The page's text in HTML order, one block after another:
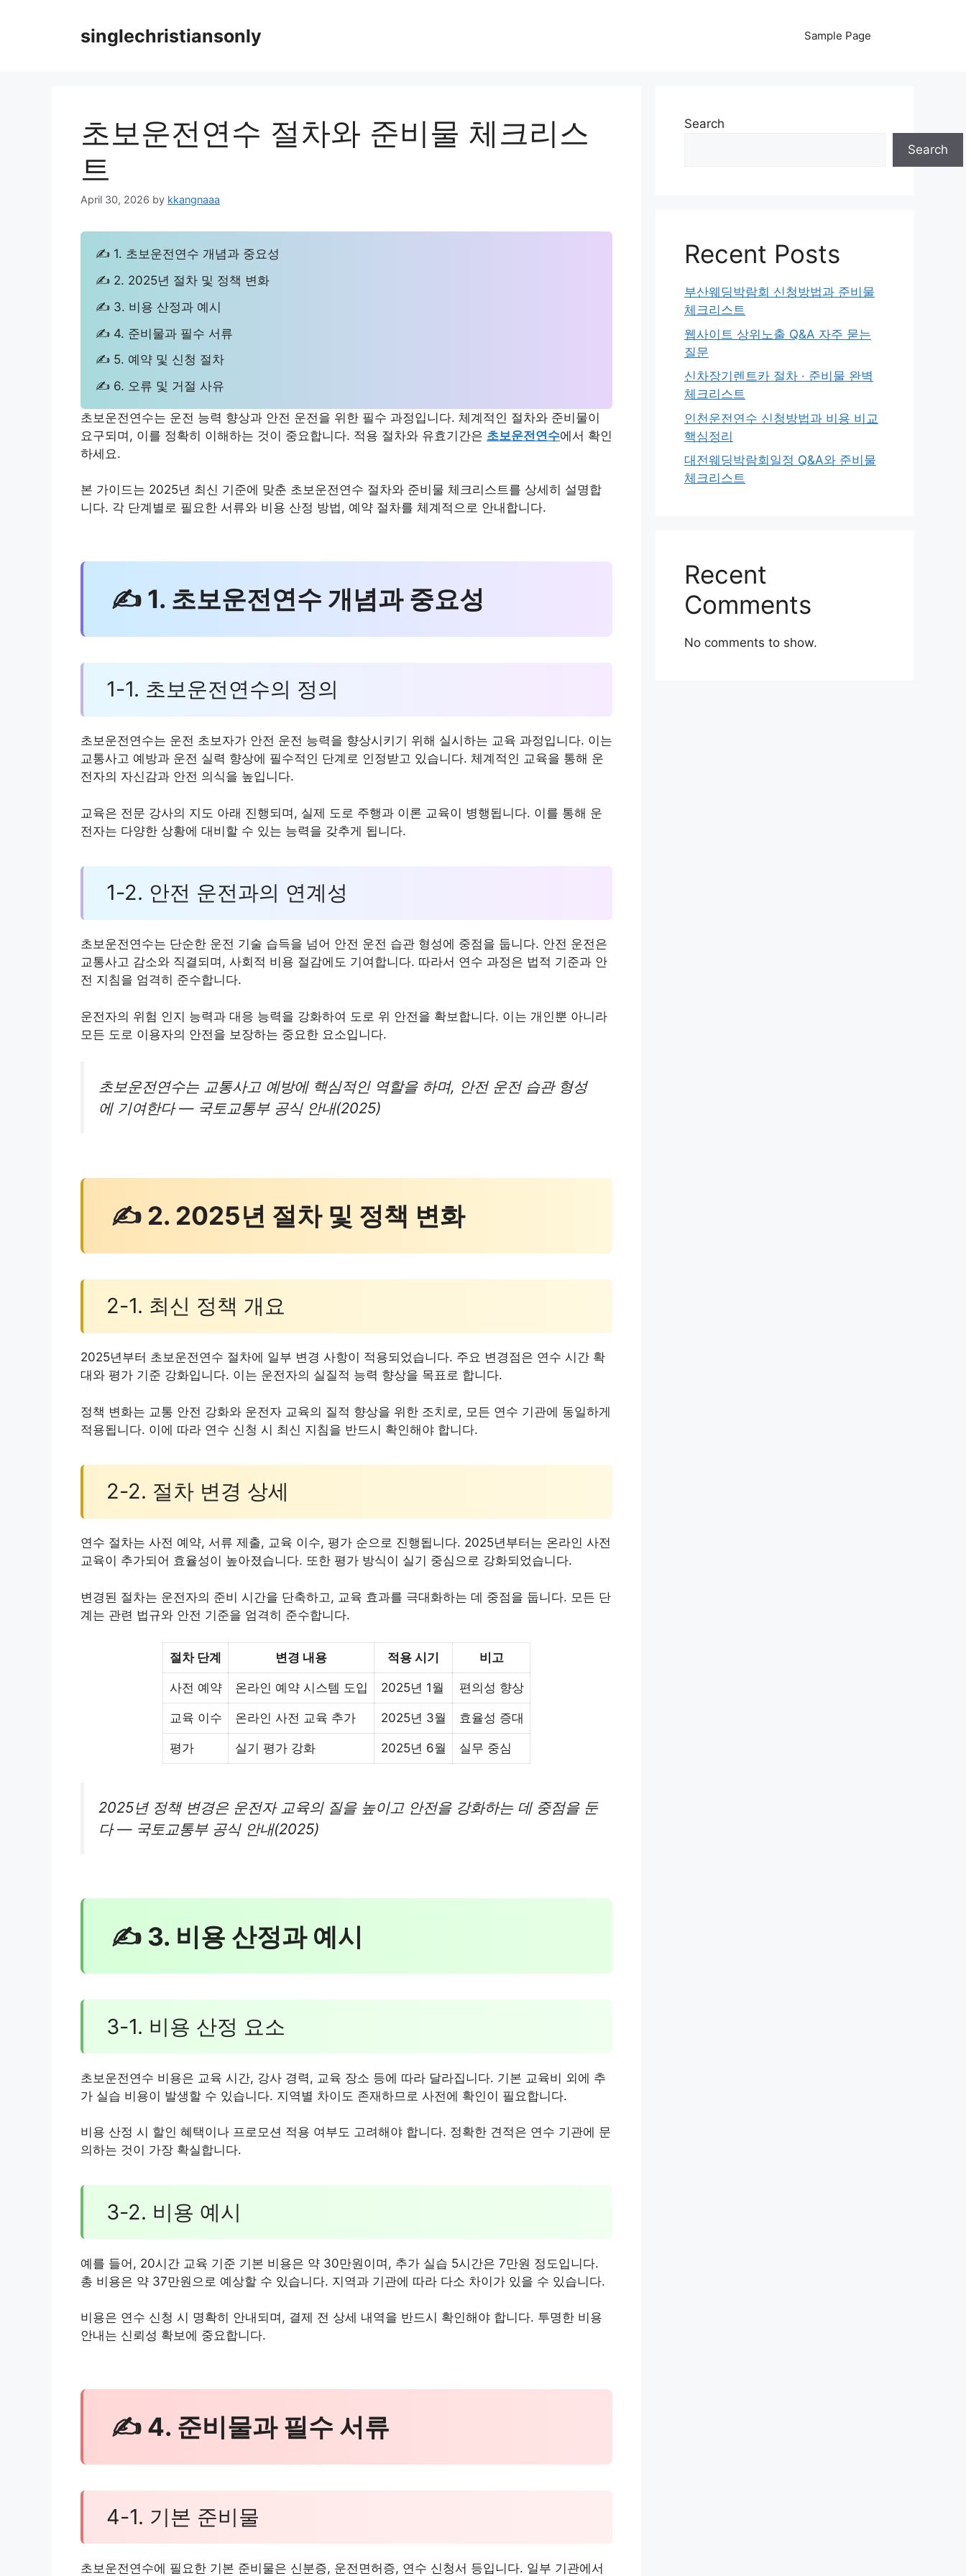
singlechristiansonly Sample Page
초보운전연수 절차와 준비물 체크리스
트
April 30, 2026 by kkangnaaa
✍ 1. 초보운전연수 개념과 중요성
✍ 2. 2025년 절차 및 정책 변화
✍ 3. 비용 산정과 예시
✍ 4. 준비물과 필수 서류
✍ 5. 예약 및 신청 절차
✍ 6. 오류 및 거절 사유
초보운전연수는 운전 능력 향상과 안전 운전을 위한 필수 과정입니다. 체계적인 절차와 준비물이
요구되며, 이를 정확히 이해하는 것이 중요합니다. 적용 절차와 유효기간은 초보운전연수에서 확인
하세요.
본 가이드는 2025년 최신 기준에 맞춘 초보운전연수 절차와 준비물 체크리스트를 상세히 설명합
니다. 각 단계별로 필요한 서류와 비용 산정 방법, 예약 절차를 체계적으로 안내합니다.
✍ 1. 초보운전연수 개념과 중요성
1-1. 초보운전연수의 정의
초보운전연수는 운전 초보자가 안전 운전 능력을 향상시키기 위해 실시하는 교육 과정입니다. 이는
교통사고 예방과 운전 실력 향상에 필수적인 단계로 인정받고 있습니다. 체계적인 교육을 통해 운
전자의 자신감과 안전 의식을 높입니다.
교육은 전문 강사의 지도 아래 진행되며, 실제 도로 주행과 이론 교육이 병행됩니다. 이를 통해 운
전자는 다양한 상황에 대비할 수 있는 능력을 갖추게 됩니다.
1-2. 안전 운전과의 연계성
초보운전연수는 단순한 운전 기술 습득을 넘어 안전 운전 습관 형성에 중점을 둡니다. 안전 운전은
교통사고 감소와 직결되며, 사회적 비용 절감에도 기여합니다. 따라서 연수 과정은 법적 기준과 안
전 지침을 엄격히 준수합니다.
운전자의 위험 인지 능력과 대응 능력을 강화하여 도로 위 안전을 확보합니다. 이는 개인뿐 아니라
모든 도로 이용자의 안전을 보장하는 중요한 요소입니다.
초보운전연수는 교통사고 예방에 핵심적인 역할을 하며, 안전 운전 습관 형성
에 기여한다 — 국토교통부 공식 안내(2025)
✍ 2. 2025년 절차 및 정책 변화
2-1. 최신 정책 개요
2025년부터 초보운전연수 절차에 일부 변경 사항이 적용되었습니다. 주요 변경점은 연수 시간 확
대와 평가 기준 강화입니다. 이는 운전자의 실질적 능력 향상을 목표로 합니다.
정책 변화는 교통 안전 강화와 운전자 교육의 질적 향상을 위한 조치로, 모든 연수 기관에 동일하게
적용됩니다. 이에 따라 연수 신청 시 최신 지침을 반드시 확인해야 합니다.
2-2. 절차 변경 상세
연수 절차는 사전 예약, 서류 제출, 교육 이수, 평가 순으로 진행됩니다. 2025년부터는 온라인 사전
교육이 추가되어 효율성이 높아졌습니다. 또한 평가 방식이 실기 중심으로 강화되었습니다.
변경된 절차는 운전자의 준비 시간을 단축하고, 교육 효과를 극대화하는 데 중점을 둡니다. 모든 단
계는 관련 법규와 안전 기준을 엄격히 준수합니다.
절차 단계 변경 내용 적용 시기 비고
사전 예약 온라인 예약 시스템 도입 2025년 1월 편의성 향상
교육 이수 온라인 사전 교육 추가 2025년 3월 효율성 증대
평가 실기 평가 강화 2025년 6월 실무 중심
2025년 정책 변경은 운전자 교육의 질을 높이고 안전을 강화하는 데 중점을 둔
다 — 국토교통부 공식 안내(2025)
✍ 3. 비용 산정과 예시
3-1. 비용 산정 요소
초보운전연수 비용은 교육 시간, 강사 경력, 교육 장소 등에 따라 달라집니다. 기본 교육비 외에 추
가 실습 비용이 발생할 수 있습니다. 지역별 차이도 존재하므로 사전에 확인이 필요합니다.
비용 산정 시 할인 혜택이나 프로모션 적용 여부도 고려해야 합니다. 정확한 견적은 연수 기관에 문
의하는 것이 가장 확실합니다.
3-2. 비용 예시
예를 들어, 20시간 교육 기준 기본 비용은 약 30만원이며, 추가 실습 5시간은 7만원 정도입니다.
총 비용은 약 37만원으로 예상할 수 있습니다. 지역과 기관에 따라 다소 차이가 있을 수 있습니다.
비용은 연수 신청 시 명확히 안내되며, 결제 전 상세 내역을 반드시 확인해야 합니다. 투명한 비용
안내는 신뢰성 확보에 중요합니다.
✍ 4. 준비물과 필수 서류
4-1. 기본 준비물
초보운전연수에 필요한 기본 준비물은 신분증, 운전면허증, 연수 신청서 등입니다. 일부 기관에서
Search
Search
Recent Posts
부산웨딩박람회 신청방법과 준비물
체크리스트
웹사이트 상위노출 Q&A 자주 묻는
질문
신차장기렌트카 절차 · 준비물 완벽
체크리스트
인천운전연수 신청방법과 비용 비교
핵심정리
대전웨딩박람회일정 Q&A와 준비물
체크리스트
Recent
Comments
No comments to show.